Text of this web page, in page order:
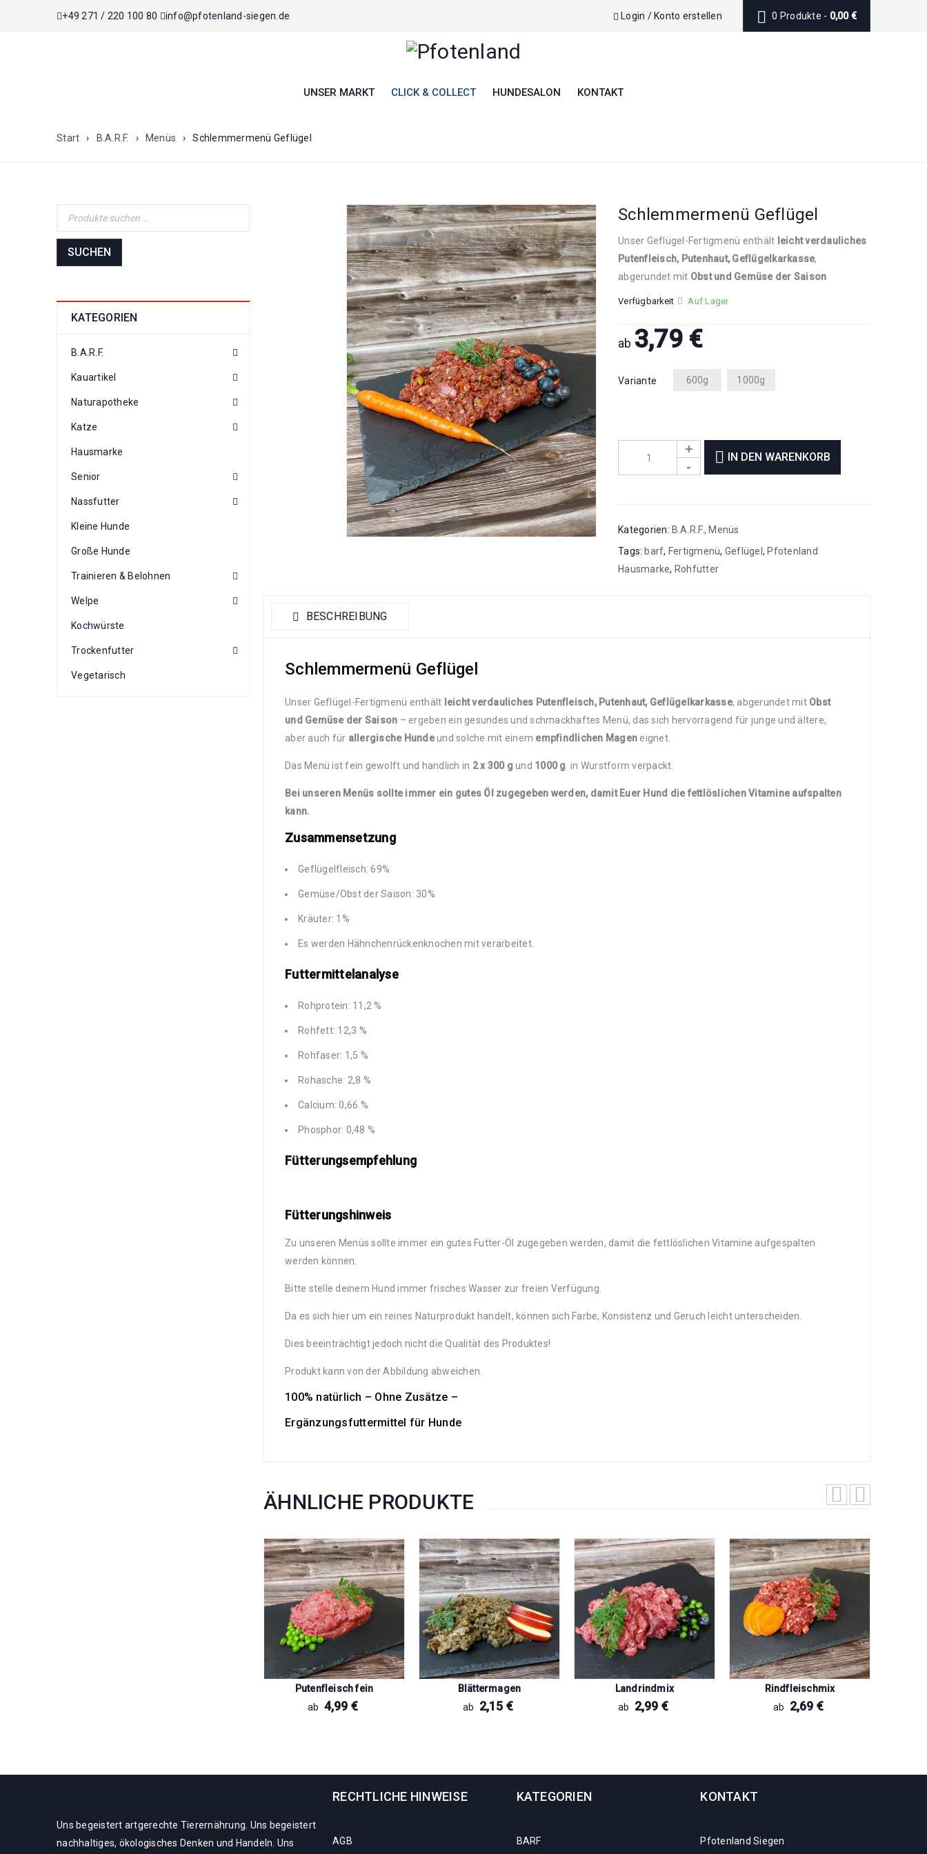
+49 271 / 220 100 80 info@pfotenland-siegen.de 0 Produkte - 0,00€
Login / Konto erstellen
UNSER MARKT CLICK & COLLECT HUNDESALON KONTAKT
Start › B.A.R.F. › Menüs › Schlemmermenü Geflügel
SUCHEN
KATEGORIEN
B.A.R.F.
Kauartikel
Naturapotheke
Katze
Hausmarke
Senior
Nassfutter
Kleine Hunde
Große Hunde
Trainieren & Belohnen
Welpe
Kochwürste
Trockenfutter
Vegetarisch
Schlemmermenü Geflügel
Unser Geflügel-Fertigmenü enthält leicht verdauliches
Putenfleisch, Putenhaut, Geflügelkarkasse,
abgerundet mit Obst und Gemüse der Saison
Verfügbarkeit Auf Lager
ab 3,79 €
Variante 600g 1000g
IN DEN WARENKORB
Kategorien: B.A.R.F., Menüs
Tags: barf, Fertigmenü, Geflügel , Pfotenland
Hausmarke, Rohfutter
BESCHREIBUNG
Schlemmermenü Geflügel
Unser Geflügel-Fertigmenü enthält leicht verdauliches Putenfleisch, Putenhaut, Geflügelkarkasse, abgerundet mit Obst
und Gemüse der Saison – ergeben ein gesundes und schmackhaftes Menü, das sich hervorragend für junge und ältere,
aber auch für allergische Hundeund solche mit einem empfindlichen Magen eignet.
Das Menü ist fein gewolft und handlich in 2 x 300 gund 1000 g in Wurstform verpackt.
Bei unseren Menüs sollte immer ein gutes Öl zugegeben werden, damit Euer Hund die fettlöslichen Vitamine aufspalten
kann.
Zusammensetzung
Geflügelfleisch: 69%
Gemüse/Obst der Saison: 30%
Kräuter: 1%
Es werden Hähnchenrückenknochen mit verarbeitet.
Futtermittelanalyse
Rohprotein: 11,2 %
Rohfett: 12,3 %
Rohfaser: 1,5 %
Rohasche: 2,8 %
Calcium: 0,66 %
Phosphor: 0,48 %
Fütterungsempfehlung
Fütterungshinweis
Zu unseren Menüs sollte immer ein gutes Futter-Öl zugegeben werden, damit die fettlöslichen Vitamine aufgespalten
werden können.
Bitte stelle deinem Hund immer frisches Wasser zur freien Verfügung.
Da es sich hier um ein reines Naturprodukt handelt, können sich Farbe, Konsistenz und Geruch leicht unterscheiden.
Dies beeinträchtigt jedoch nicht die Qualität des Produktes!
Produkt kann von der Abbildung abweichen.
100% natürlich – Ohne Zusätze –
Ergänzungsfuttermittel für Hunde
ÄHNLICHE PRODUKTE
Putenfleisch fein
ab 4,99 €
Blättermagen
ab
2,15 €
Landrindmix
ab
2,99 €
Rindfleischmix
ab
2,69 €
Uns begeistert artgerechte Tierernährung. Uns begeistert
nachhaltiges, ökologisches Denken und Handeln. Uns
RECHTLICHE HINWEISE
AGB
KATEGORIEN
BARF
KONTAKT
Pfotenland Siegen